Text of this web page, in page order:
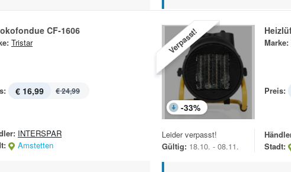
CF-1606
Tristar
€ 16,99 € 24,99
INTERSPAR
Amstetten
Verpasst!
-33%
Marke:
Preis:
Leider verpasst!
Gültig: 18.10. - 08.11.
Stadt: